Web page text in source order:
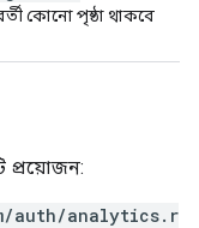
কোনো পৃষ্ঠা থাকবে
প্রয়োজন:
auth/analytics.r